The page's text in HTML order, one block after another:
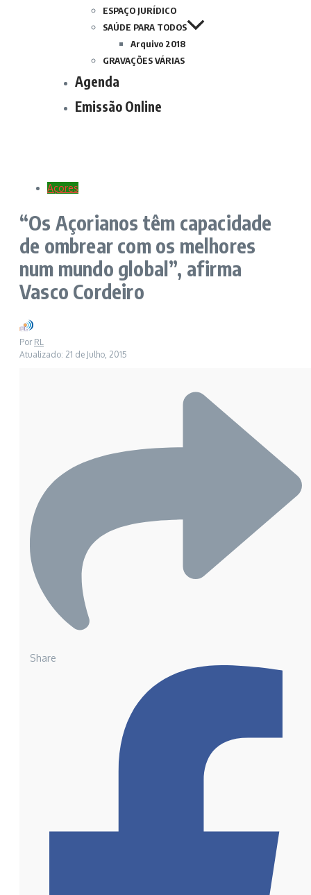
ESPAÇO JURÍDICO
SAÚDE PARA TODOS
Arquivo 2018
GRAVAÇÕES VÁRIAS
Agenda
Emissão Online
Açores
“Os Açorianos têm capacidade
de ombrear com os melhores
num mundo global”, afirma
Vasco Cordeiro
Por RL
Atualizado: 21 de Julho, 2015
Share